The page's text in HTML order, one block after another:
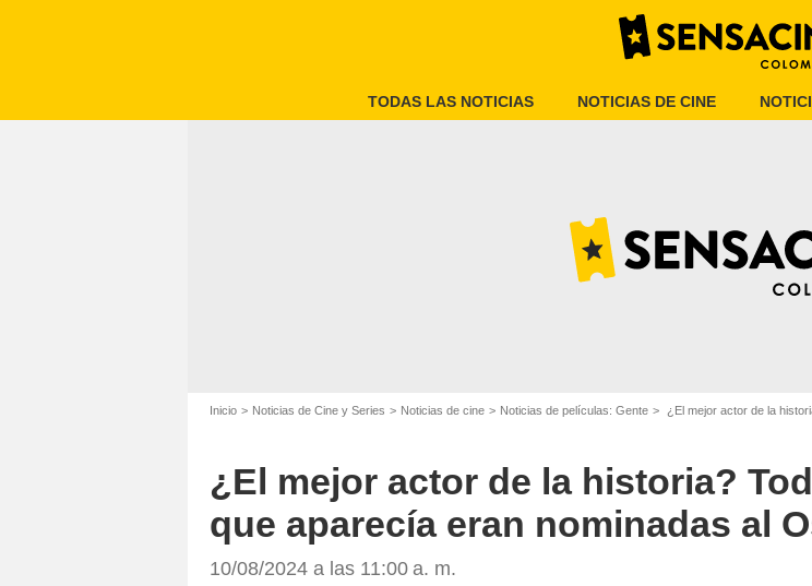
TODAS LAS NOTICIAS NOTICIAS DE CINE
Inicio Noticias de Cine y Series Noticias de cine Noticias de películas: Gente ¿El mejor actor de la
¿El mejor actor de la historia?
que aparecía eran nominadas al
10/08/2024 a las 11:00 a. m.